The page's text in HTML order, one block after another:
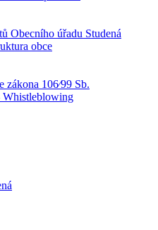
Obecního úřadu Studená
obce
zákona 106⁄99 Sb.
Whistleblowing